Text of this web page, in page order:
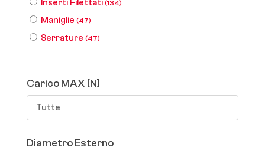
Inserti Filettati (134)
Maniglie (47)
Serrature (47)
Carico MAX [N]
Tutte
Diametro Esterno